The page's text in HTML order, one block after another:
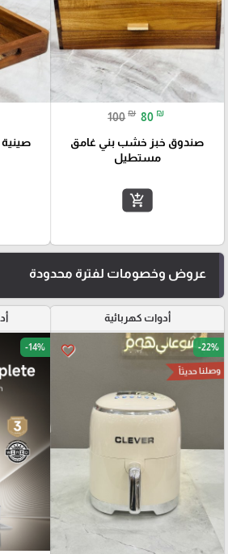
100 ₪ 80 ₪
صندوق خبز خشب بني غامق
مستطيل
add_shopping_cart
عروض وخصومات لفترة محدودة
أدوات كهربائية
favorite_border -22%
وصلنا حديثاً
-14%